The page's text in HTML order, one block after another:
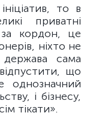
то в
приватні
за кордон, це
ніхто не
сама
що
однозначний
і бізнесу,
тікати».